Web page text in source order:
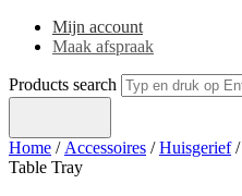
Mijn account
Maak afspraak
Products search
Home / Accessoires /Huisgerief/
Table Tray